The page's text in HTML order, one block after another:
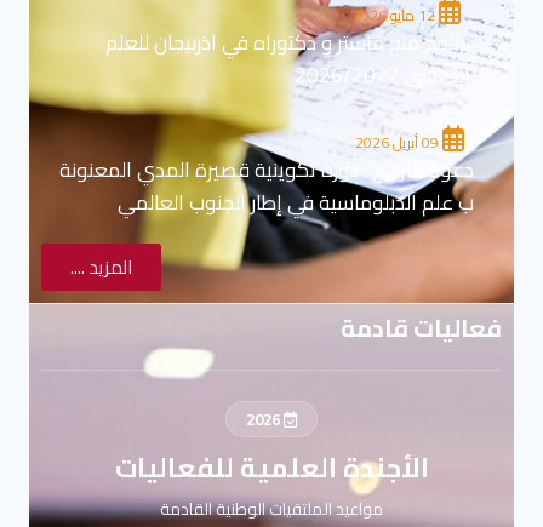
12 مايو 2026
برنامج منح ماستر و دكتوراه في اذربيجان للعلم
الدراسي 2026/2027
09 أبريل 2026
دعوة للترشح : دورة تكوينية قصيرة المدي المعنونة
ب علم الدبلوماسية في إطار الجنوب العالمي
المزيد ....
فعاليات قادمة
الأجندة العلمية للفعاليات
مواعيد الملتقيات الوطنية القادمة